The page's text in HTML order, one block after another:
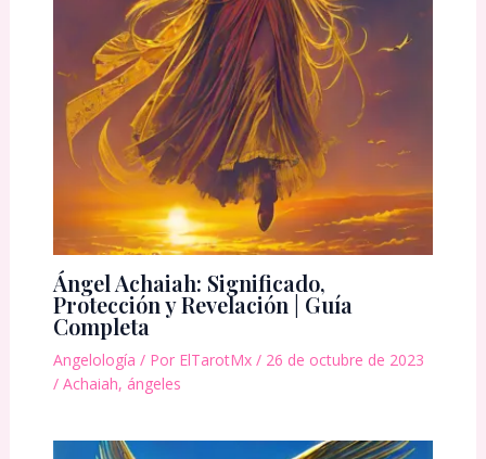
Ángel Achaiah: Significado,
Protección y Revelación | Guía
Completa
Angelología / Por ElTarotMx / 26 de octubre de 2023
/ Achaiah, ángeles